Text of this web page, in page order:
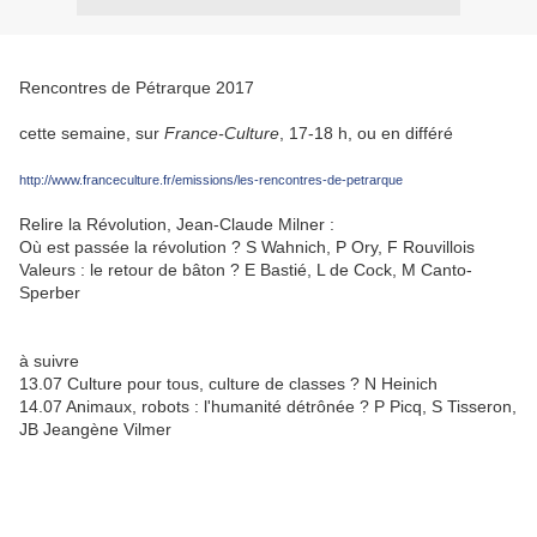
Rencontres de Pétrarque 2017
cette semaine, sur France-Culture , 17-18 h, ou en différé
http://www.franceculture.fr/emissions/les-rencontres-de-petrarque
Relire la Révolution, Jean-Claude Milner :
Où est passée la révolution ? S Wahnich, P Ory, F Rouvillois
Valeurs : le retour de bâton ? E Bastié, L de Cock, M Canto-
Sperber
à suivre
13.07 Culture pour tous, culture de classes ? N Heinich
14.07 Animaux, robots : l'humanité détrônée ? P Picq, S Tisseron,
JB Jeangène Vilmer